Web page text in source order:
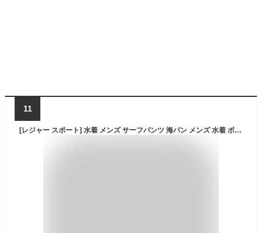
11
[レジャー スポート] 水着 メンズ サーフパンツ 海パン メンズ 水着 ボートショーツ ラッシュガード 水陸両用 G5183 (L) ピーコックブルー